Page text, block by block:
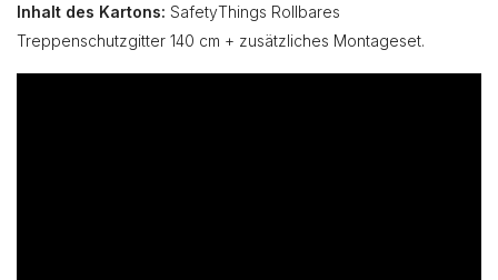
Inhalt des Kartons: SafetyThings Rollbares
Treppenschutzgitter 140 cm + zusätzliches Montageset.